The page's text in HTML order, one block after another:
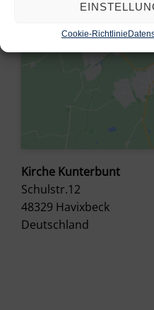
Cookie-Richtlinie
Kirche Kunterbunt
Schulstr.12
48329 Havixbeck
Deutschland